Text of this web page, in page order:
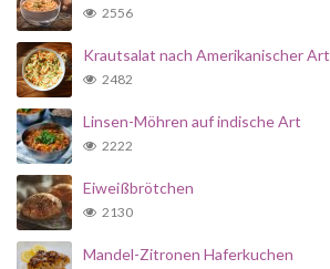
2556
Krautsalat nach Amerikanischer Art
2482
Linsen-Möhren auf indische Art
2222
Eiweißbrötchen
2130
Mandel-Zitronen Haferkuchen